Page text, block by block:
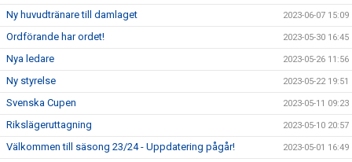
Ny huvudtränare till damlaget 2023-06-07 15:09
Ordförande har ordet! 2023-05-30 16:45
Nya ledare 2023-05-26 11:56
Ny styrelse 2023-05-22 19:51
Svenska Cupen 2023-05-11 09:23
Rikslägeruttagning 2023-05-10 20:57
Välkommen till säsong 23/24 - Uppdatering pågår! 2023-05-01 16:49